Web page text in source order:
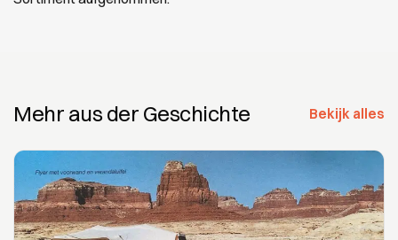
Mehr aus der Geschichte Bekijk alles